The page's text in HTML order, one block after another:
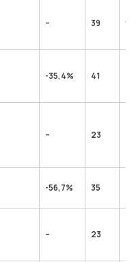
– 39 9
-35,4% 41
– 23
-56,7% 35
– 23